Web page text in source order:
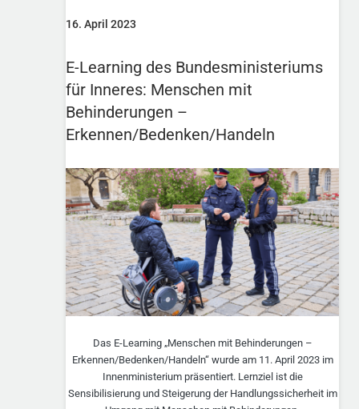
16. April 2023
E-Learning des Bundesministeriums
für Inneres: Menschen mit
Behinderungen –
Erkennen/Bedenken/Handeln
Das E-Learning „Menschen mit Behinderungen –
Erkennen/Bedenken/Handeln“ wurde am 11. April 2023 im
Innenministerium präsentiert. Lernziel ist die
Sensibilisierung und Steigerung der Handlungssicherheit im